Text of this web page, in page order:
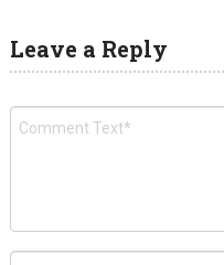
Leave a Reply